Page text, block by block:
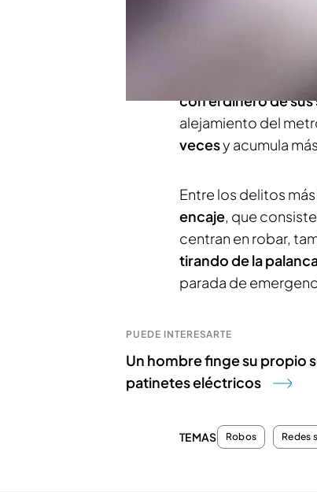
moda vista en la
red, se puede ver
graba
robando e incluso
con el dinero de
alejamiento del
vecesy acumula
Entre los delitos
encaje, que
centran en robar,
tirando de la
parada de
PUEDE INTERESARTE
Un hombre finge su propio
patinetes eléctricos
TEMAS Robos Redes